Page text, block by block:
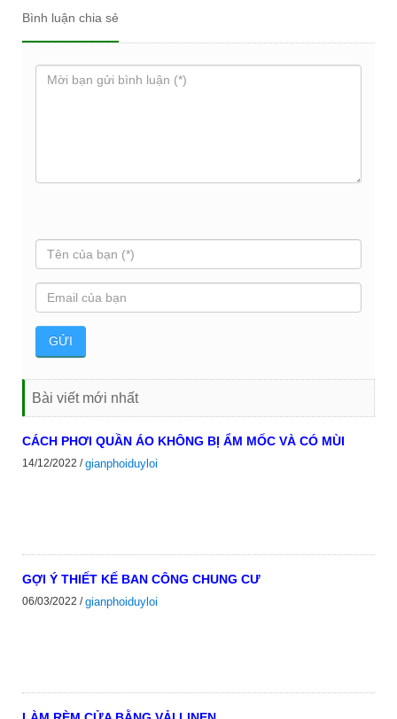
Bình luận chia sẻ
Bài viết mới nhất
CÁCH PHƠI QUẦN ÁO KHÔNG BỊ ẨM MỐC VÀ CÓ MÙI
14/12/2022 /gianphoiduyloi
GỢI Ý THIẾT KẾ BAN CÔNG CHUNG CƯ
06/03/2022 /gianphoiduyloi